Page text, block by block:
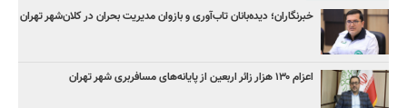
خبرنگاران؛ دیده‌بانان تاب‌آوری و بازوان مدیریت بحران در کلان‌شهر تهران
اعزام ۱۳۰ هزار زائر اربعین از پایانه‌های مسافربری شهر تهران